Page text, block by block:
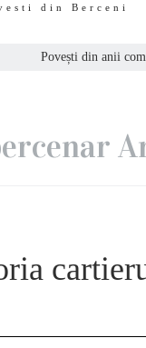
din Berceni
Povești din anii